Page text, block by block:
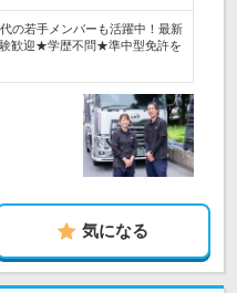
の若手メンバーも活躍中！最新
歓迎★学歴不問★準中型免許を
気になる